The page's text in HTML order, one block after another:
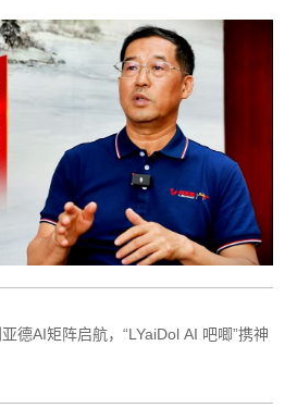
亚德AI矩阵启航，“LYaiDol AI 吧唧”携神